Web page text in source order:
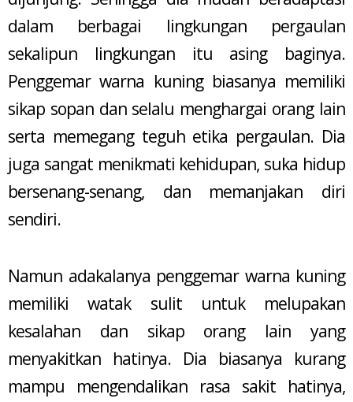
dalam berbagai lingkungan pergaulan
sekalipun lingkungan itu asing baginya.
Penggemar warna kuning biasanya memiliki
sikap sopan dan selalu menghargai orang lain
serta memegang teguh etika pergaulan. Dia
juga sangat menikmati kehidupan, suka hidup
bersenang-senang, dan memanjakan diri
sendiri.
Namun adakalanya penggemar warna kuning
memiliki watak sulit untuk melupakan
kesalahan dan sikap orang lain yang
menyakitkan hatinya. Dia biasanya kurang
mampu mengendalikan rasa sakit hatinya,